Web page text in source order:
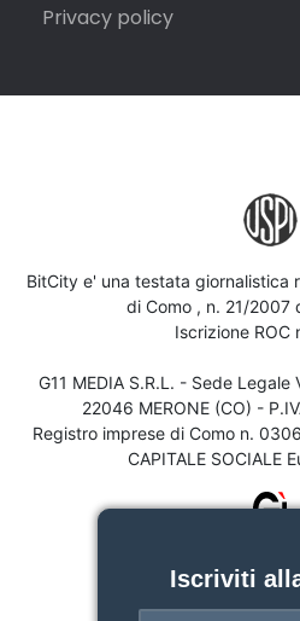
Privacy policy
BitCity e' una testata giornalistica
di Como , n. 21/2007
Iscrizione ROC
G11 MEDIA S.R.L. - Sede Legale
22046 MERONE (CO) -
Registro imprese di Como n.
CAPITALE SOCIALE
Iscriviti